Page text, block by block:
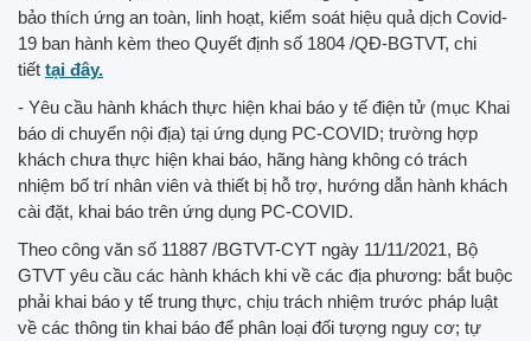
bảo thích ứng an toàn, linh hoạt, kiểm soát hiệu quả dịch Covid-
19 ban hành kèm theo Quyết định số 1804 /QĐ-BGTVT, chi
tiết tại đây.
- Yêu cầu hành khách thực hiện khai báo y tế điện tử (mục Khai
báo di chuyển nội địa) tại ứng dụng PC-COVID; trường hợp
khách chưa thực hiện khai báo, hãng hàng không có trách
nhiệm bố trí nhân viên và thiết bị hỗ trợ, hướng dẫn hành khách
cài đặt, khai báo trên ứng dụng PC-COVID.
Theo công văn số 11887 /BGTVT-CYT ngày 11/11/2021, Bộ
GTVT yêu cầu các hành khách khi về các địa phương: bắt buộc
phải khai báo y tế trung thực, chịu trách nhiệm trước pháp luật
về các thông tin khai báo để phân loại đối tượng nguy cơ; tự